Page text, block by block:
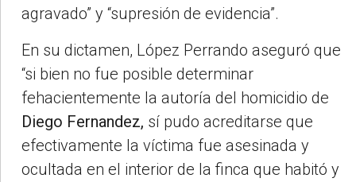
agravado” y “supresión de evidencia”.
En su dictamen, López Perrando aseguró que
“si bien no fue posible determinar
fehacientemente la autoría del homicidio de
Diego Fernandez, sí pudo acreditarse que
efectivamente la víctima fue asesinada y
ocultada en el interior de la finca que habitó y